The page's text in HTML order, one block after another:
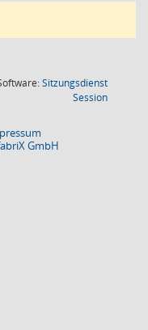
Sitzungsdienst
Session(Wird in
GmbH